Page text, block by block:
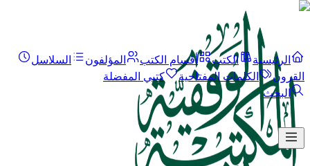
الرئيسية الكتب أقسام الكتب المؤلفون
السلاسل
القرون
الكلمات المفتاحية
كتبي المفضلة
البحث